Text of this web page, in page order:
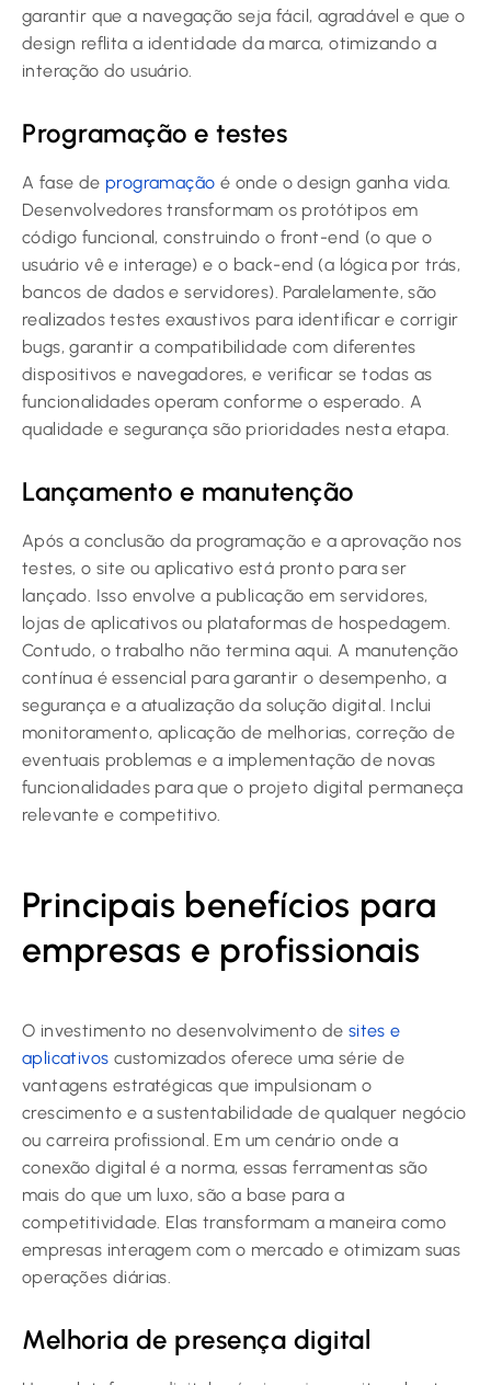
garantir que a navegação seja fácil, agradável e que o
design reflita a identidade da marca, otimizando a
interação do usuário.
Programação e testes
A fase de programação é onde o design ganha vida.
Desenvolvedores transformam os protótipos em
código funcional, construindo o front-end (o que o
usuário vê e interage) e o back-end (a lógica por trás,
bancos de dados e servidores). Paralelamente, são
realizados testes exaustivos para identificar e corrigir
bugs, garantir a compatibilidade com diferentes
dispositivos e navegadores, e verificar se todas as
funcionalidades operam conforme o esperado. A
qualidade e segurança são prioridades nesta etapa.
Lançamento e manutenção
Após a conclusão da programação e a aprovação nos
testes, o site ou aplicativo está pronto para ser
lançado. Isso envolve a publicação em servidores,
lojas de aplicativos ou plataformas de hospedagem.
Contudo, o trabalho não termina aqui. A manutenção
contínua é essencial para garantir o desempenho, a
segurança e a atualização da solução digital. Inclui
monitoramento, aplicação de melhorias, correção de
eventuais problemas e a implementação de novas
funcionalidades para que o projeto digital permaneça
relevante e competitivo.
Principais benefícios para
empresas e profissionais
O investimento no desenvolvimento de sites e
aplicativos customizados oferece uma série de
vantagens estratégicas que impulsionam o
crescimento e a sustentabilidade de qualquer negócio
ou carreira profissional. Em um cenário onde a
conexão digital é a norma, essas ferramentas são
mais do que um luxo, são a base para a
competitividade. Elas transformam a maneira como
empresas interagem com o mercado e otimizam suas
operações diárias.
Melhoria de presença digital